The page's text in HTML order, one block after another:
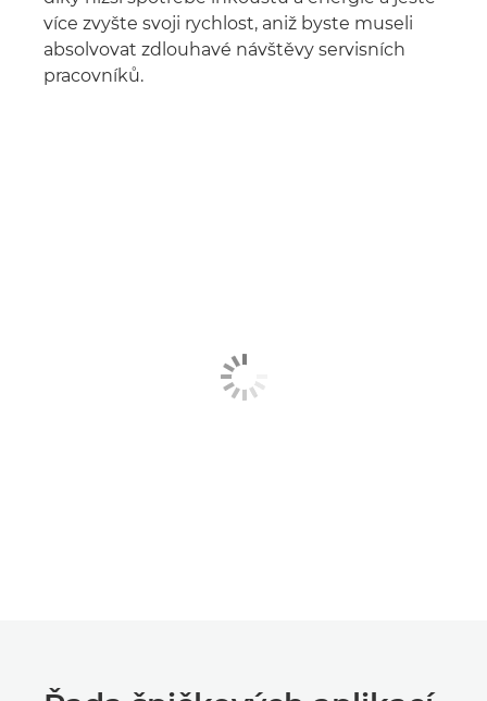
více zvyšte svoji rychlost, aniž byste museli
absolvovat zdlouhavé návštěvy servisních
pracovníků.